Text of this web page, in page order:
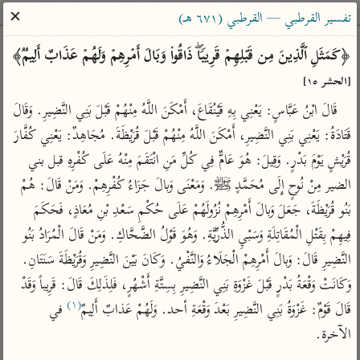
ساهم معنا في نشر القرآن والعلم الشرعي
الباحث القرآني
بحث علوم مصاحف معاجم
Type 2 or more characters for results.
Type 1 or more
characters for results.
أمّهات
تفسير الطبري
تفسير ابن كثير
تفسير القرطبي
تفسير البغوي
عامّة
فتح البيان للقنوجي
فتح القدير للشوكاني
تفسير ابن جزي
معاصرة
الميسر
المختصر في
التفسير
تفسير السعدي
تفسير القرطبي — القرطبي (٦٧١ هـ)
✕
﴿كَمَثَلِ ٱلَّذِینَ مِن قَبۡلِهِمۡ قَرِیبࣰاۖ ذَاقُوا۟ وَبَالَ أَمۡرِهِمۡ وَلَهُمۡ عَذَابٌ أَلِیمࣱ﴾
[الحشر ١٥]
قَتَادَةُ: يَعْنِي بَنِي النَّضِيرِ، أَمْكَنَ اللَّهُ مِنْهُمْ قَبْلَ قُرَيْظَةَ. مُجَاهِدٌ: يَعْنِي كُفَّارَ
فِيهِمْ بِقَتْلِ الْمُقَاتِلَةِ وَسَبْيِ الذُّرِّيَّةِ. وَهُوَ قَوْلُ الضَّحَّاكِ. وَمَنْ قَالَ الْمُرَادُ بَنُو
قَالَ قَوْمٌ: غَزْوَةُ بَنِي النَّضِيرِ بَعْدَ وَقْعَةِ أحد. وَلَهُمْ عَذابٌ أَلِيمٌ(١)
الآخرة.